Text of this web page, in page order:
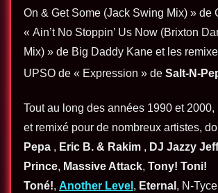
On & Get Some (Jack Swing Mix) » de
« Ain’t No Stoppin’ Us Now (Brixton
Mix) » de Big Daddy Kane et les
UPSO de « Expression » de Salt-N-
Tout au long des années 1990 et
et remixé pour de nombreux artistes,
Pepa , Eric B. & Rakim , DJ Jazzy
Prince, Massive Attack, Tony! Toni!
Toné!, Another Level , Eternal , N-Tyce